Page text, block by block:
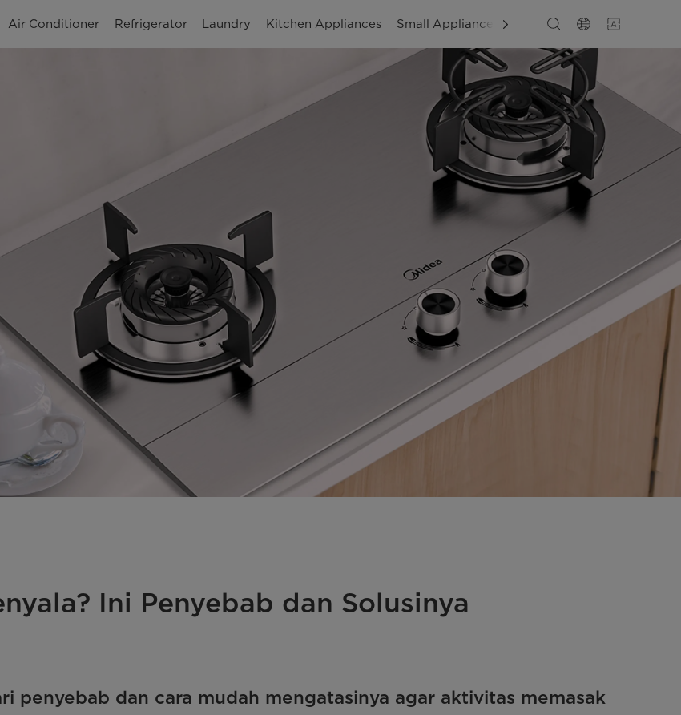
Air Conditioner Refrigerator Laundry Kitchen Appliances Small Appliances Layanan
Ini Penyebab dan Solusinya
penyebab dan cara mudah mengatasinya agar aktivitas memasak